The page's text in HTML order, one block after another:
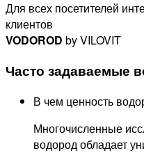
Для всех посетителей
клиентов
VODOROD by VILOVIT
Часто задаваемые
В чем ценность
Многочисленные
водород обладает